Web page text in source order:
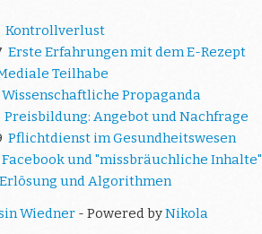
Kontrollverlust
Erste Erfahrungen mit dem E-Rezept
Teilhabe
Wissenschaftliche Propaganda
Preisbildung: Angebot und Nachfrage
Pflichtdienst im Gesundheitswesen
Facebook und "missbräuchliche Inhalte"
Erlösung und Algorithmen
Wiedner - Powered byNikola